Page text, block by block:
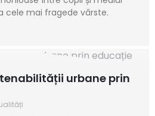
cele mai fragede vârste.
urbane prin